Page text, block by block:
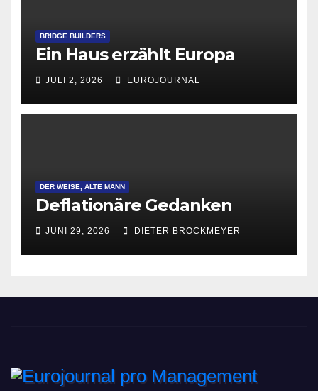
BRIDGE BUILDERS
Ein Haus erzählt Europa
JULI 2, 2026 EUROJOURNAL
DER WEISE, ALTE MANN
Deflationäre Gedanken
JUNI 29, 2026 DIETER BROCKMEYER